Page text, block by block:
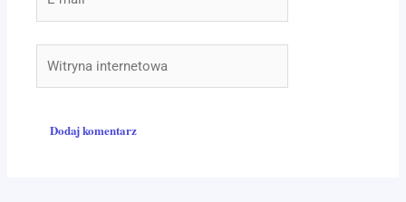
mail
internetowa